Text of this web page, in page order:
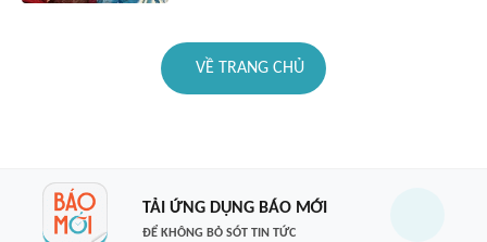
VỀ TRANG CHỦ
TẢI ỨNG DỤNG BÁO MỚI
ĐỂ KHÔNG BỎ SÓT TIN TỨC